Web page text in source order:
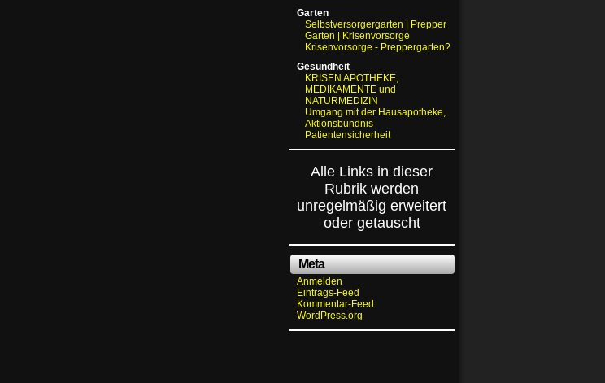
Garten
Selbstversorgergarten | Prepper
Garten | Krisenvorsorge
Krisenvorsorge - Preppergarten?
Gesundheit
KRISEN APOTHEKE,
MEDIKAMENTE und
NATURMEDIZIN
Umgang mit der Hausapotheke,
Aktionsbündnis
Patientensicherheit
Alle Links in dieser
Rubrik werden
unregelmäßig erweitert
oder getauscht
Meta
Anmelden
Eintrags-Feed
Kommentar-Feed
WordPress.org